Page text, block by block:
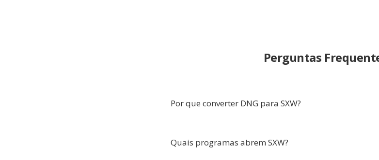
Perguntas
Por que converter DNG para SXW?
Quais programas abrem SXW?